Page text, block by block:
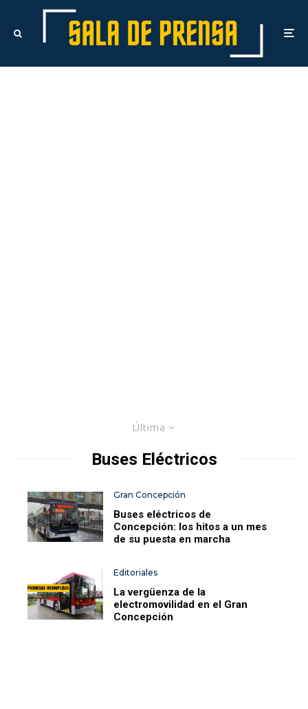
Última
Buses Eléctricos
Gran Concepción
Buses eléctricos de
Concepción: los hitos a un mes
de su puesta en marcha
Editoriales
La vergüenza de la
electromovilidad en el Gran
Concepción